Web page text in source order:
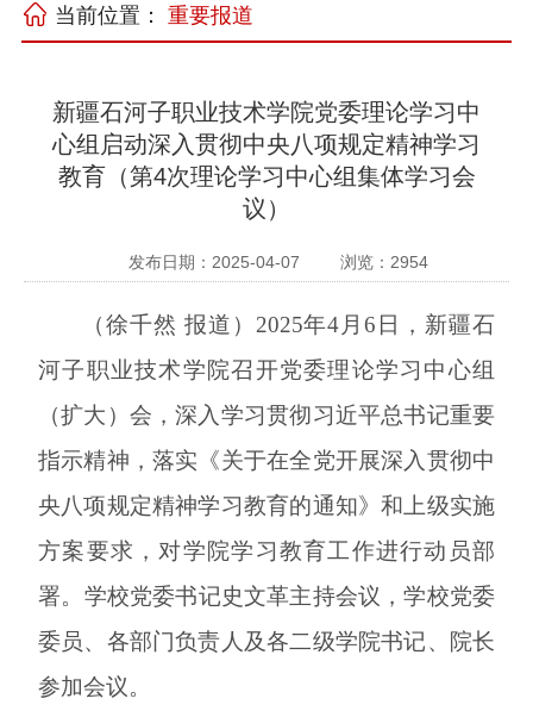
当前位置：重要报道
新疆石河子职业技术学院党委理论学习中
心组启动深入贯彻中央八项规定精神学习
教育（第4次理论学习中心组集体学习会
议）
发布日期：2025-04-07 浏览： 2954
（徐千然 报道 ） 2025年4月6日，新疆石
河子职业技术学院召开党委理论学习中心组
（扩大）会，深入学习贯彻习近平总书记重要
指示精神，落实《关于在全党开展深入贯彻中
央八项规定精神学习教育的通知》和 上级实施
方案要求，对学院学习教育工作进行动员部
署。 学校党委书记史文革主持会议，学校党委
委员、各部门负责人及各二级学院书记、院长
参加会议。